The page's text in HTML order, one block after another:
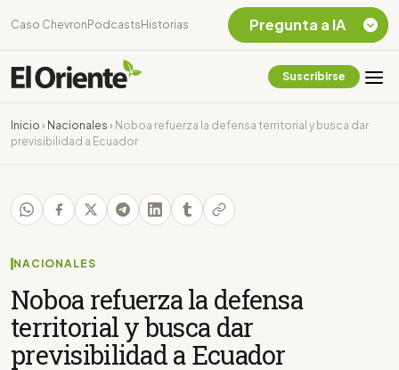
Caso Chevron Podcasts Historias
Suscribirse
Inicio › Nacionales › Noboa refuerza la defensa territorial y busca dar
previsibilidad a Ecuador
NACIONALES
Noboa refuerza la defensa
territorial y busca dar
previsibilidad a Ecuador
Pregunta a IA
Chevron Ecuador